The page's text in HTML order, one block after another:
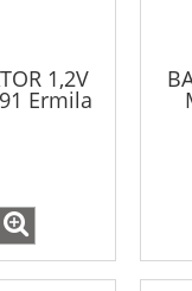
1,2V
Ermila